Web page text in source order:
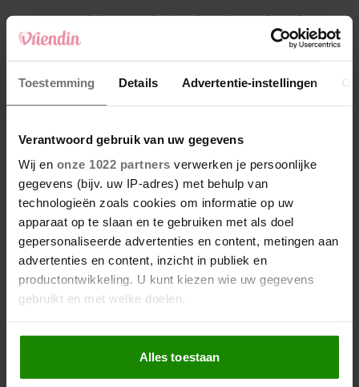
Toestemming Details Advertentie-instellingen
Verantwoord gebruik van uw gegevens
Wij en onze 1022 partners verwerken je persoonlijke
gegevens (bijv. uw IP-adres) met behulp van
technologieën zoals cookies om informatie op uw
apparaat op te slaan en te gebruiken met als doel
gepersonaliseerde advertenties en content, metingen aan
advertenties en content, inzicht in publiek en
productontwikkeling. U kunt kiezen wie uw gegevens
gebruikt en met welke doelen.
Als u het toestaat, willen we ook graag:
Informatie verzamelen over uw geografische
locatie, die tot een paar meter nauwkeurig kan zijn
Alles toestaan
4 Makelaar Mandy: ‘Een bericht van de BN’er.
Een foto. Mijn lijf reageert’
5 Makelaar Mandy: ‘Vrijdagavond belde Bart.
Hij sprak eng kalm’
Nieuw